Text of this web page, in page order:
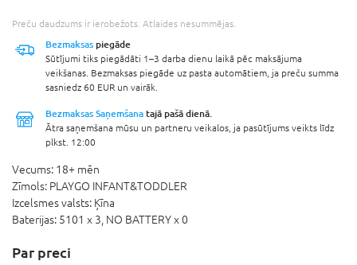
Preču daudzums ir ierobežots. Atlaides nesummējas.
Bezmaksas piegāde
Sūtījumi tiks piegādāti 1–3 darba dienu laikā pēc maksājuma
veikšanas. Bezmaksas piegāde uz pasta automātiem, ja preču summa
sasniedz 60 EUR un vairāk.
Bezmaksas Saņemšana tajā pašā dienā.
Ātra saņemšana mūsu un partneru veikalos, ja pasūtījums veikts līdz
plkst. 12:00
Vecums: 18+ mēn
Zīmols: PLAYGO INFANT&TODDLER
Izcelsmes valsts: Ķīna
Baterijas: 5101 x 3, NO BATTERY x 0
Par preci